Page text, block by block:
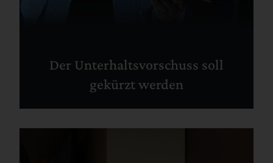
Der Unterhaltsvorschuss soll
gekürzt werden